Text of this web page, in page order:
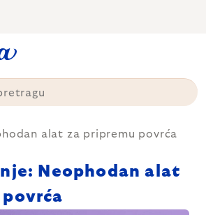
alat za pripremu povrća
Neophodan alat